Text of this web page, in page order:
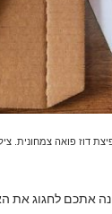
דוז פואה צמחונית.
אתכם לחגוג את